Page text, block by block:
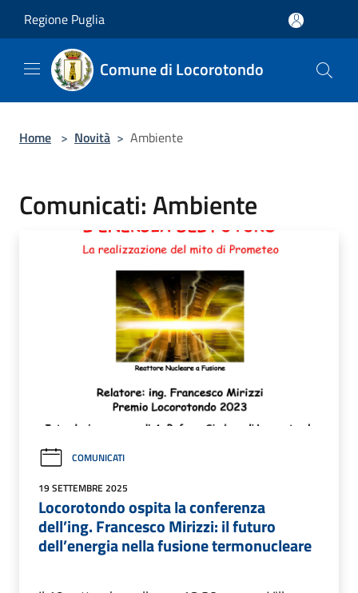
Regione Puglia
Comune di Locorotondo
Home > Novità > Ambiente
Comunicati: Ambiente
COMUNICATI
19 SETTEMBRE 2025
Locorotondo ospita la conferenza
dell’ing. Francesco Mirizzi: il futuro
dell’energia nella fusione termonucleare